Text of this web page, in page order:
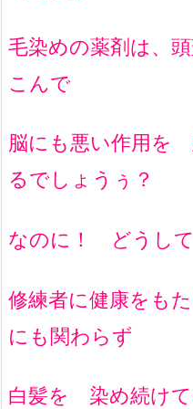
毛染めの薬剤は、
こんで
脳にも悪い作用を
るでしょうぅ？
なのに！ どうし
修練者に健康をも
にも関わらず
白髪を 染め続けて